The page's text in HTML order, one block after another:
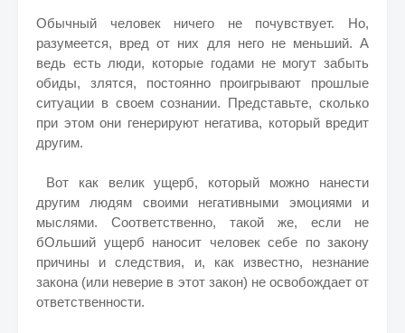
Обычный человек ничего не почувствует. Но,
разумеется, вред от них для него не меньший. А
ведь есть люди, которые годами не могут забыть
обиды, злятся, постоянно проигрывают прошлые
ситуации в своем сознании. Представьте, сколько
при этом они генерируют негатива, который вредит
другим.
Вот как велик ущерб, который можно нанести
другим людям своими негативными эмоциями и
мыслями. Соответственно, такой же, если не
бОльший ущерб наносит человек себе по закону
причины и следствия, и, как известно, незнание
закона (или неверие в этот закон) не освобождает от
ответственности.